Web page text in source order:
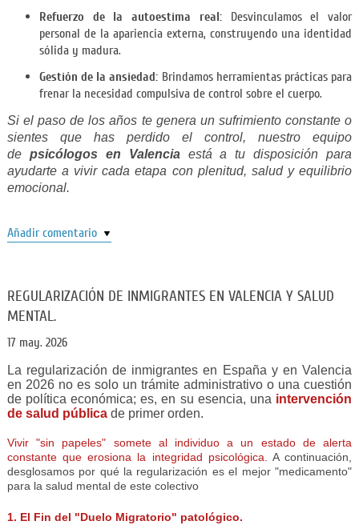
Refuerzo de la autoestima real:Desvinculamos el valor
personal de la apariencia externa, construyendo una identidad
sólida y madura.
Gestión de la ansiedad: Brindamos herramientas prácticas para
frenar la necesidad compulsiva de control sobre el cuerpo.
Si el paso de los años te genera un sufrimiento constante o
sientes que has perdido el control, nuestro equipo
de psicólogos en Valenciaestá a tu disposición para
ayudarte a vivir cada etapa con plenitud, salud y equilibrio
emocional.
Añadir comentario
REGULARIZACIÓN DE INMIGRANTES EN VALENCIA Y SALUD
MENTAL.
17 may. 2026
La regularización de inmigrantes en España y en Valencia
en 2026 no es solo un trámite administrativo o una cuestión
de política económica; es, en su esencia, una intervención
de salud públicade primer orden.
Vivir "sin papeles" somete al individuo a un estado de alerta
constante que erosiona la integridad psicológica . A continuación,
desglosamos por qué la regularización es el mejor "medicamento"
para la salud mental de este colectivo
1. El Fin del "Duelo Migratorio" patológico.